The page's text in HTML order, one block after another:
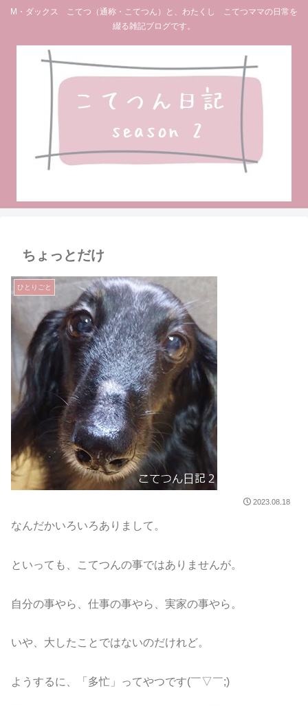
M・ダックス こてつ（通称・こてつん）と、わたくし こてつママの日常を
綴る雑記ブログです。
ちょっとだけ
ひとりごと
2023.08.18
なんだかいろいろありまして。
といっても、こてつんの事ではありませんが。
自分の事やら、仕事の事やら、実家の事やら。
いや、大したことではないのだけれど。
ようするに、「多忙」ってやつです(￣▽￣;)